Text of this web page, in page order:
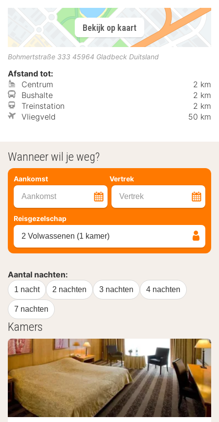
Bekijk op kaart
Bohmertstraße 333 45964 Gladbeck Duitsland
Afstand tot:
Centrum
2 km
Bushalte
2 km
Treinstation
2 km
Vliegveld
50 km
Wanneer wil je weg?
Aankomst Vertrek
Aankomst Vertrek
Reisgezelschap
2 Volwassenen (1 kamer)
Aantal nachten:
1 nacht 2 nachten 3 nachten 4 nachten
7 nachten
Kamers